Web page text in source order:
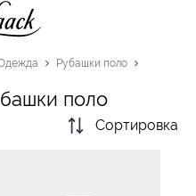
Рубашки поло
поло
Сортировка